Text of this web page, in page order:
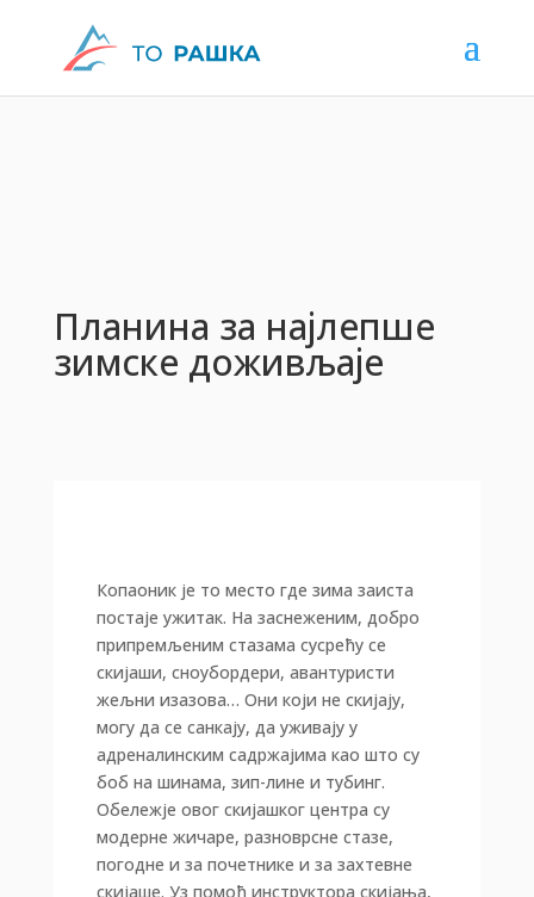
Планина за најлепше
зимске доживљаје
Копаоник је то место где зима заиста
постаје ужитак. На заснеженим, добро
припремљеним стазама сусрећу се
скијаши, сноубордери, авантуристи
жељни изазова… Они који не скијају,
могу да се санкају, да уживају у
адреналинским садржајима као што су
боб на шинама, зип-лине и тубинг.
Обележје овог скијашког центра су
модерне жичаре, разноврсне стазе,
погодне и за почетнике и за захтевне
скијаше. Уз помоћ инструктора скијања,